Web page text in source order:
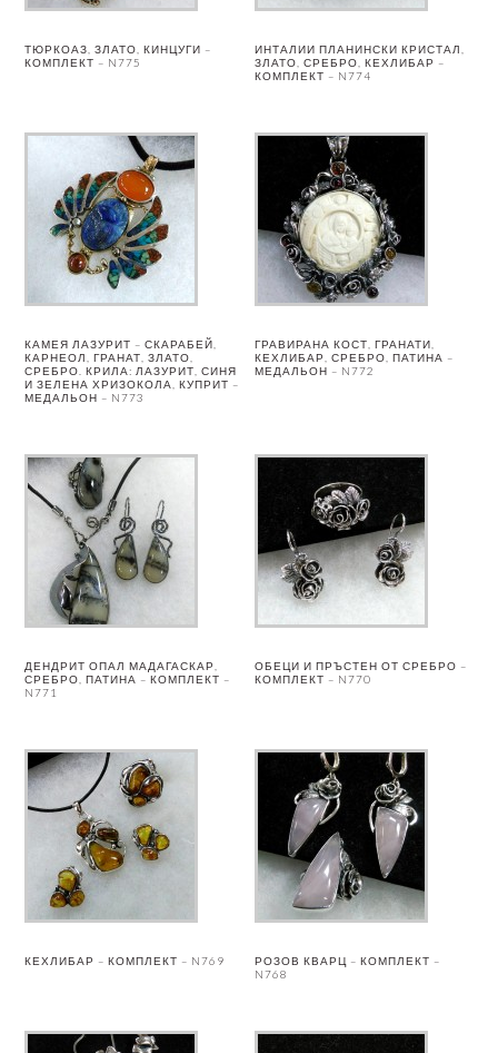
ТЮРКОАЗ, ЗЛАТО, КИНЦУГИ –
КОМПЛЕКТ – N775
ИНТАЛИИ ПЛАНИНСКИ КРИСТАЛ,
ЗЛАТО, СРЕБРО, КЕХЛИБАР –
КОМПЛЕКТ – N774
КАМЕЯ ЛАЗУРИТ – СКАРАБЕЙ,
КАРНЕОЛ, ГРАНАТ, ЗЛАТО,
СРЕБРО. КРИЛА: ЛАЗУРИТ, СИНЯ
И ЗЕЛЕНА ХРИЗОКОЛА, КУПРИТ –
МЕДАЛЬОН – N773
ГРАВИРАНА КОСТ, ГРАНАТИ,
КЕХЛИБАР, СРЕБРО, ПАТИНА –
МЕДАЛЬОН – N772
ДЕНДРИТ ОПАЛ МАДАГАСКАР,
СРЕБРО, ПАТИНА – КОМПЛЕКТ –
N771
ОБЕЦИ И ПРЪСТЕН ОТ СРЕБРО –
КОМПЛЕКТ – N770
КЕХЛИБАР – КОМПЛЕКТ – N769
РОЗОВ КВАРЦ – КОМПЛЕКТ –
N768